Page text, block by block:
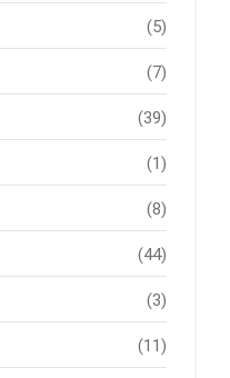
(5)
(7)
(39)
(1)
(8)
(44)
(3)
(11)